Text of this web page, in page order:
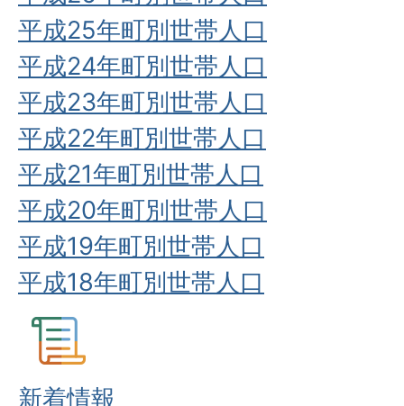
平成25年町別世帯人口
平成24年町別世帯人口
平成23年町別世帯人口
平成22年町別世帯人口
平成21年町別世帯人口
平成20年町別世帯人口
平成19年町別世帯人口
平成18年町別世帯人口
新着情報